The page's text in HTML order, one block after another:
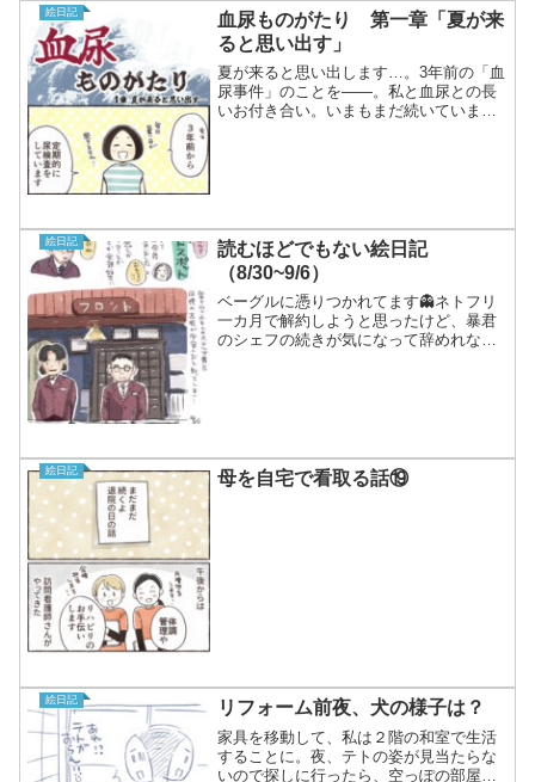
絵日記
血尿ものがたり 第一章「夏が来
ると思い出す」
夏が来ると思い出します…。3年前の「血
尿事件」のことを――。私と血尿との長
いお付き合い。いまもまだ続いています
絵日記
読むほどでもない絵日記
（8/30~9/6）
ベーグルに憑りつかれてます👻ネトフリ
一カ月で解約しようと思ったけど、暴君
のシェフの続きが気になって辞めれなく
絵日記 母を自宅で看取る話⑲
絵日記 リフォーム前夜、犬の様子は？
家具を移動して、私は２階の和室で生活
することに。夜、テトの姿が見当たらな
いので探しに行ったら、空っぽの部屋で